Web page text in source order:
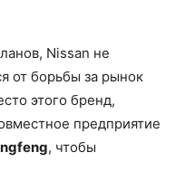
Nissan не
от борьбы за рынок
этого бренд,
предприятие
, чтобы